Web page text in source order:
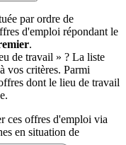
par ordre de
d'emploi répondant le
.
de travail » ? La liste
vos critères. Parmi
dont le lieu de travail
ces offres d'emploi via
en situation de